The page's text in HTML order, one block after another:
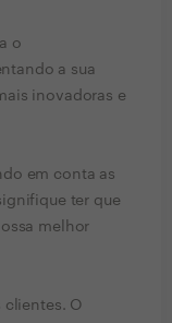
o
a sua
inovadoras e
em conta as
ter que
melhor
clientes. O